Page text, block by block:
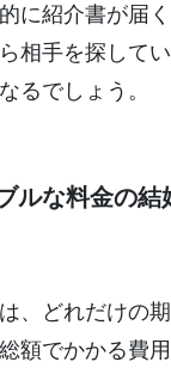
に紹介書が届
相手を探して
るでしょう。
ルな料金の結
、どれだけの
額でかかる費